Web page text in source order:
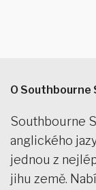
O Southbourne
Southbourne
anglického
jednou z
jihu země.